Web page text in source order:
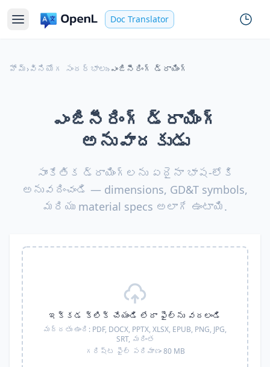
Doc Translator
హోమ్›వినియోగ సందర్భాలు›ఎంజినీరింగ్ డ్రాయింగ్
ఎంజినీరింగ్ డ్రాయింగ్
అనువాదకుడు
సాంకేతిక డ్రాయింగ్‌లను ఏదైనా భాష-లోకి
అనువదించండి — dimensions, GD&T symbols,
మరియు material specs అలాగే ఉంటాయి.
ఇక్కడ క్లిక్ చేయండి లేదా ఫైల్‌ను వదలండి
మద్దతు ఉంది: PDF, DOCX, PPTX, XLSX, EPUB, PNG, JPG,
SRT, మరింత
గరిష్ట ఫైల్ పరిమాణం 80 MB